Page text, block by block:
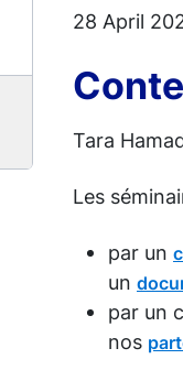
28 April
Tara
Les
par un
un
par un
nos